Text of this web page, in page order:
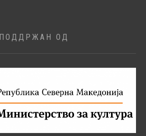
ПОДДРЖАН ОД